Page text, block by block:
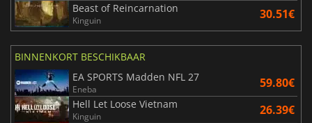
Beast of Reincarnation
Kinguin 30.51€
BINNENKORT BESCHIKBAAR
EA SPORTS Madden NFL 27
Eneba 59.80€
Hell Let Loose Vietnam
Kinguin 26.39€